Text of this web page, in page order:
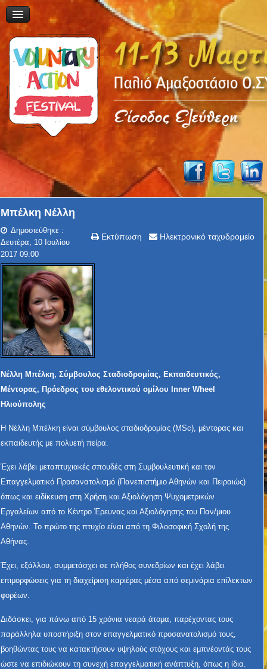
Μπέλκη Νέλλη
Εκτύπωση Ηλεκτρονικό ταχυδρομείο
Δημοσιεύθηκε :
Δευτέρα, 10 Ιουλίου
2017 09:00
Νέλλη Μπέλκη, Σύμβουλος Σταδιοδρομίας, Εκπαιδευτικός,
Μέντορας, Πρόεδρος του εθελοντικού ομίλου Inner Wheel
Ηλιούπολης
Η Νέλλη Μπέλκη είναι σύμβουλος σταδιοδρομίας (MSc), μέντορας και
εκπαιδευτής με πολυετή πείρα.
Έχει λάβει μεταπτυχιακές σπουδές στη Συμβουλευτική και τον
Επαγγελματικό Προσανατολισμό (Πανεπιστήμιο Αθηνών και Πειραιώς)
όπως και ειδίκευση στη Χρήση και Αξιολόγηση Ψυχομετρικών
Εργαλείων από το Κέντρο Έρευνας και Αξιολόγησης του Παν/μιου
Αθηνών. Το πρώτο της πτυχίο είναι από τη Φιλοσοφική Σχολή της
Αθήνας.
Έχει, εξάλλου, συμμετάσχει σε πλήθος συνεδρίων και έχει λάβει
επιμορφώσεις για τη διαχείριση καριέρας μέσα από σεμινάρια επίλεκτων
φορέων.
Διδάσκει, για πάνω από 15 χρόνια νεαρά άτομα, παρέχοντας τους
παράλληλα υποστήριξη στον επαγγελματικό προσανατολισμό τους,
βοηθώντας τους να κατακτήσουν υψηλούς στόχους και εμπνέοντάς τους
ώστε να επιδιώκουν τη συνεχή επαγγελματική ανάπτυξη, όπως η ίδια.